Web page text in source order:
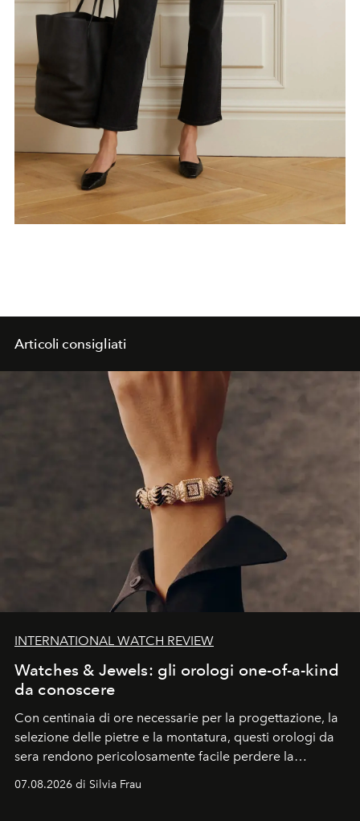
Articoli consigliati
INTERNATIONAL WATCH REVIEW
Watches & Jewels: gli orologi one-of-a-kind
da conoscere
Con centinaia di ore necessarie per la progettazione, la
selezione delle pietre e la montatura, questi orologi da
sera rendono pericolosamente facile perdere la
cognizione del tempo. Ma con quadranti così
07.08.2026 di Silvia Frau